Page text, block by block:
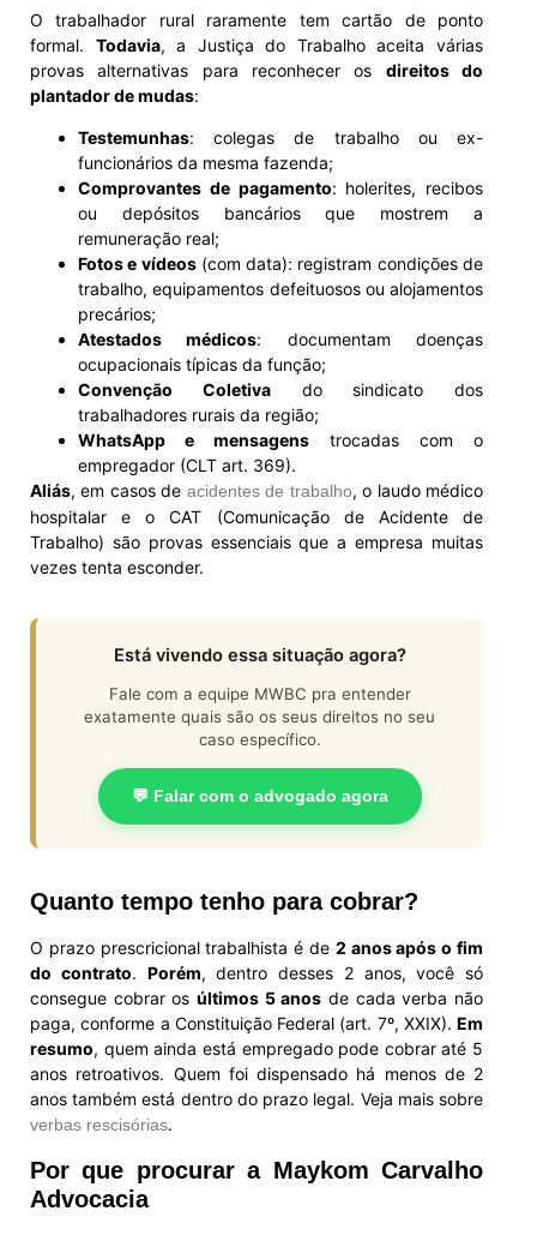
O trabalhador rural raramente tem cartão de ponto
formal. Todavia, a Justiça do Trabalho aceita várias
provas alternativas para reconhecer os direitos do
plantador de mudas:
Testemunhas: colegas de trabalho ou ex-
funcionários da mesma fazenda;
Comprovantes de pagamento: holerites, recibos
ou depósitos bancários que mostrem a
remuneração real;
Fotos e vídeos(com data): registram condições de
trabalho, equipamentos defeituosos ou alojamentos
precários;
Atestados médicos: documentam doenças
ocupacionais típicas da função;
Convenção Coletivado sindicato dos
trabalhadores rurais da região;
WhatsApp e mensagens trocadas com o
empregador (CLT art. 369).
Aliás, em casos de acidentes de trabalho, o laudo médico
hospitalar e o CAT (Comunicação de Acidente de
Trabalho) são provas essenciais que a empresa muitas
vezes tenta esconder.
Está vivendo essa situação agora?
Fale com a equipe MWBC pra entender
exatamente quais são os seus direitos no seu
caso específico.
💬 Falar com o advogado agora
Quanto tempo tenho para cobrar?
O prazo prescricional trabalhista é de 2 anos após o fim
do contrato. Porém, dentro desses 2 anos, você só
consegue cobrar os últimos 5 anos de cada verba não
paga, conforme a Constituição Federal (art. 7º, XXIX). Em
resumo, quem ainda está empregado pode cobrar até 5
anos retroativos. Quem foi dispensado há menos de 2
anos também está dentro do prazo legal. Veja mais sobre
verbas rescisórias.
Por que procurar a Maykom Carvalho
Advocacia